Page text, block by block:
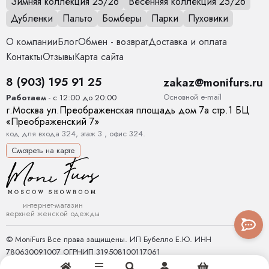
Температурный режим от 0 до +15
Декоративные элементы Пояс, Ремешки, Карманы
Конструктивные элементы карман, Мажеты на рукавах, Пояс
Тип рукава Спущенное плечо с погонами.
Комплектация пояс 1шт, Тренч
Покрой Свободный крой
1.5 кг
Шлица Есть
Дубленки
Пальто Бомберы Парки
Пуховики
О компанииБлогОбмен - возвратДоставка и оплата
КонтактыОтзывыКарта сайта
8 (903) 195 91 25
Работаем - с 12:00 до 20:00
zakaz@monifurs.ru
Основной е-mail
г.Москва ул.Преображенская площадь дом 7а стр.1 БЦ
«Преображенский 7»
код для входа 324, этаж 3 , офис 324.
Смотреть на карте
интернет-магазин
верхней женской одежды
© MoniFurs Все права защищены. ИП Бубелло Е.Ю. ИНН
780630091007 ОГРНИП 319508100117061